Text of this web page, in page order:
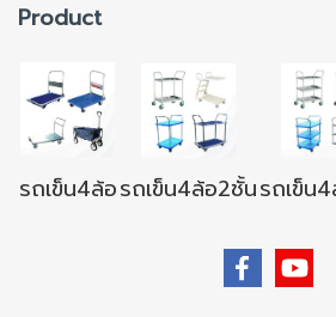
Product
รถเข็น4ล้อรถเข็น4ล้อ2ชั้นรถเข็น